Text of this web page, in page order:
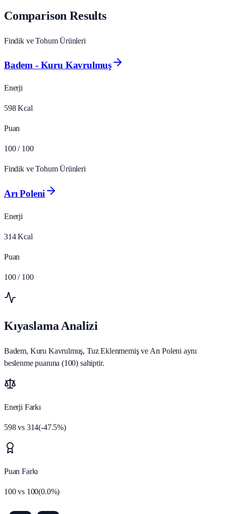
Comparison Results
Findik ve Tohum Ürünleri
Badem - Kuru Kavrulmuş
Enerji
598 Kcal
Puan
100 / 100
Findik ve Tohum Ürünleri
Arı Poleni
Enerji
314 Kcal
Puan
100 / 100
Kıyaslama Analizi
Badem, Kuru Kavrulmuş, Tuz Eklenmemiş ve Arı Poleni aynı
beslenme puanına (100) sahiptir.
Enerji Farkı
598vs 314(-47.5%)
Puan Farkı
100vs 100(0.0%)